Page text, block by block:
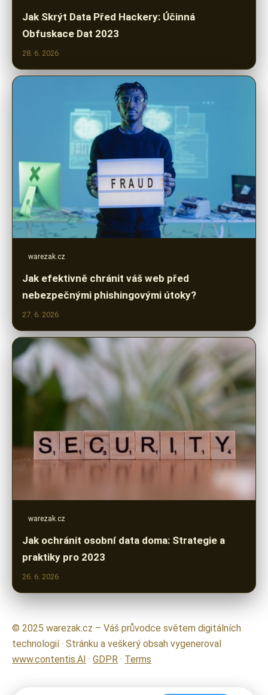
Jak Skrýt Data Před Hackery: Účinná
Obfuskace Dat 2023
28. 6. 2026
warezak.cz
Jak efektivně chránit váš web před
nebezpečnými phishingovými útoky?
27. 6. 2026
warezak.cz
Jak ochránit osobní data doma: Strategie a
praktiky pro 2023
26. 6. 2026
© 2025 warezak.cz – Váš průvodce světem digitálních
technologií · Stránku a veškerý obsah vygeneroval
www.contentis.AI · GDPR · Terms